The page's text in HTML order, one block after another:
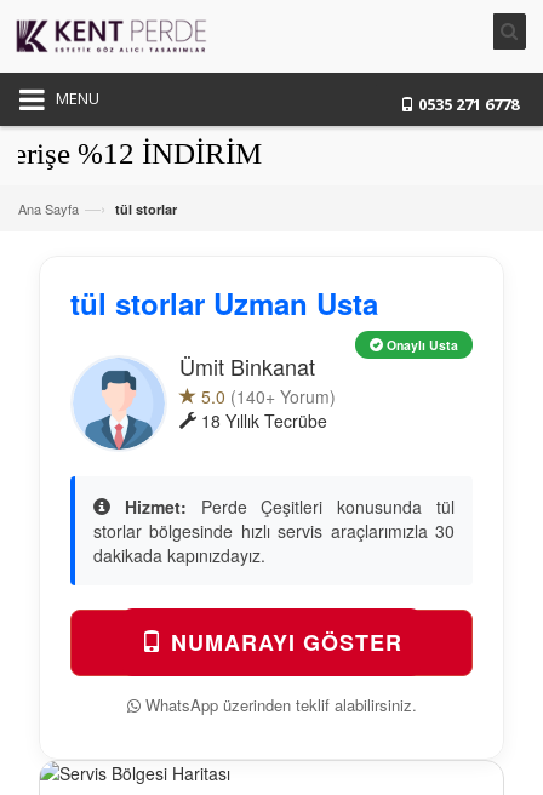
0535 271 6778
MENU
%12 İNDİRİM
Ana Sayfa —› tül storlar
tül storlar Uzman Usta
Onaylı Usta
Ümit Binkanat
5.0 (140+ Yorum)
18 Yıllık Tecrübe
Hizmet: Perde Çeşitleri konusunda tül
storlar bölgesinde hızlı servis araçlarımızla 30
dakikada kapınızdayız.
NUMARAYI GÖSTER
WhatsApp üzerinden teklif alabilirsiniz.